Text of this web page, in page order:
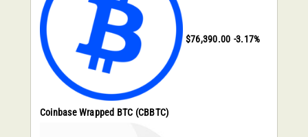
Coinbase Wrapped BTC (CBBTC)
$76,390.00 -3.17%